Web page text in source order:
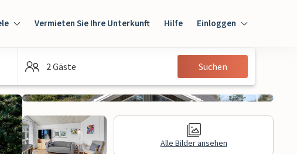
Vermieten Sie Ihre Unterkunft Hilfe Einloggen
Einloggen
Gast
2 Gäste Suchen
Alle Bilder ansehen